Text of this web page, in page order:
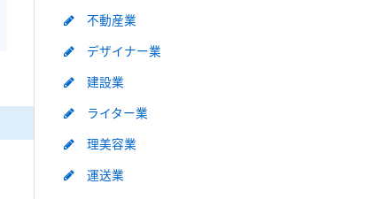
不動産業
デザイナー業
建設業
ライター業
理美容業
運送業